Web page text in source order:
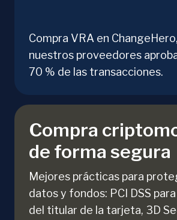
Compra VRA en
nuestros proveedores
70 % de las transacciones.
Compra
de forma segura
Mejores prácticas para
datos y fondos: PCI DSS
del titular de la tarjeta, 3D